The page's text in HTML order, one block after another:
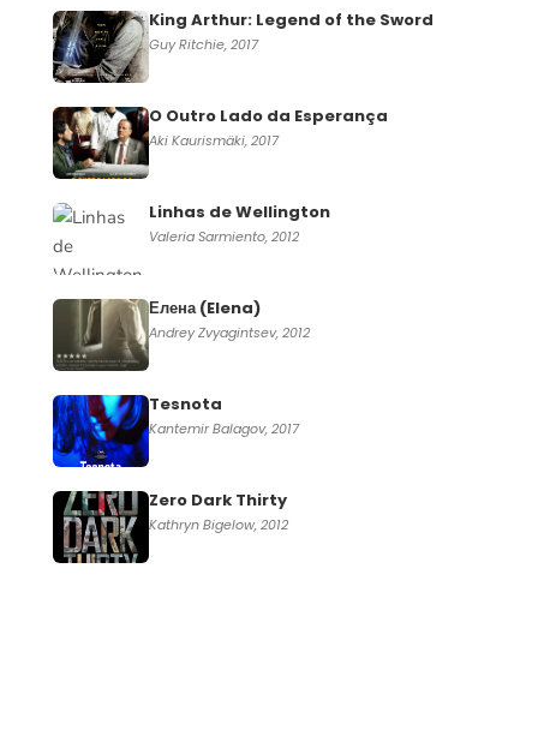
King Arthur: Legend of the Sword
Guy Ritchie, 2017
O Outro Lado da Esperança
Aki Kaurismäki, 2017
Linhas de Wellington
Valeria Sarmiento, 2012
Елена (Elena)
Andrey Zvyagintsev, 2012
Tesnota
Kantemir Balagov, 2017
Zero Dark Thirty
Kathryn Bigelow, 2012